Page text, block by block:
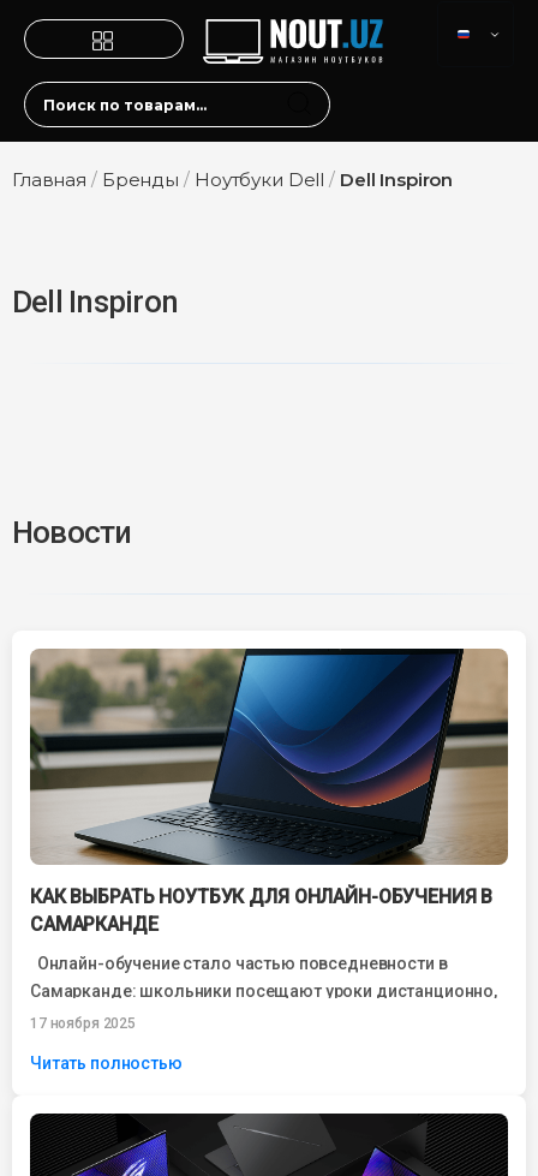
Главная / Бренды / Ноутбуки Dell / Dell Inspiron
Dell Inspiron
Новости
КАК ВЫБРАТЬ НОУТБУК ДЛЯ ОНЛАЙН-ОБУЧЕНИЯ В
САМАРКАНДЕ
Онлайн-обучение стало частью повседневности в
Самарканде: школьники посещают уроки дистанционно,
студенты проходят лекции через Zoom, специалисты
17 ноября 2025
Читать полностью